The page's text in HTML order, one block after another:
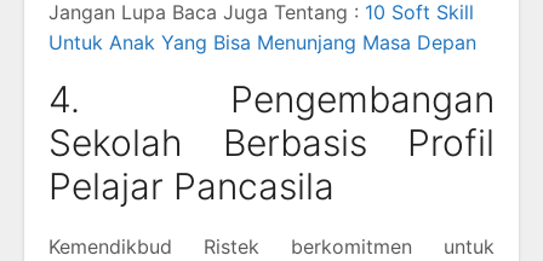
Jangan Lupa Baca Juga Tentang : 10 Soft Skill
Untuk Anak Yang Bisa Menunjang Masa Depan
4. Pengembangan
Sekolah Berbasis Profil
Pelajar Pancasila
Kemendikbud Ristek berkomitmen untuk